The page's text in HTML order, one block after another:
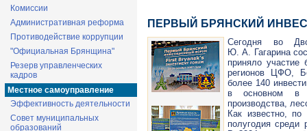
Комиссии
Административная реформа
Противодействие коррупции
"Официальная Брянщина"
Резерв управленческих
кадров
Местное самоуправление
Эффективность деятельности
Совет муниципальных
образований
ПЕРВЫЙ БРЯНСКИЙ
Сегодня во
Ю. А. Гагарина
приняло участие
регионов ЦФО,
более 140
в основном в
производства,
Как известно,
полугодия среди